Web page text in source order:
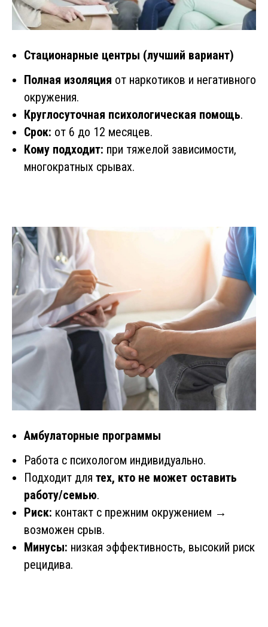
Стационарные центры (лучший вариант)
Полная изоляция от наркотиков и негативного
окружения.
Круглосуточная психологическая помощь.
Срок: от 6 до 12 месяцев.
Кому подходит: при тяжелой зависимости,
многократных срывах.
Амбулаторные программы
Работа с психологом индивидуально.
Подходит для тех, кто не может оставить
работу/семью.
Риск: контакт с прежним окружением →
возможен срыв.
Минусы: низкая эффективность, высокий риск
рецидива.